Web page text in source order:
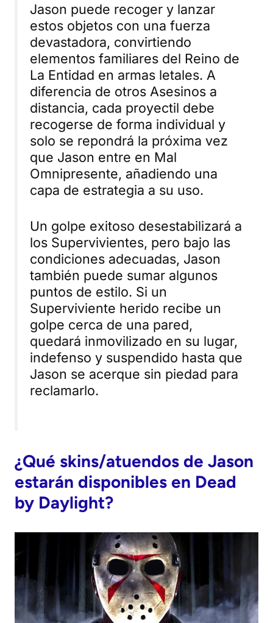
Jason puede recoger y lanzar
estos objetos con una fuerza
devastadora, convirtiendo
elementos familiares del Reino de
La Entidad en armas letales. A
diferencia de otros Asesinos a
distancia, cada proyectil debe
recogerse de forma individual y
solo se repondrá la próxima vez
que Jason entre en Mal
Omnipresente, añadiendo una
capa de estrategia a su uso.
Un golpe exitoso desestabilizará a
los Supervivientes, pero bajo las
condiciones adecuadas, Jason
también puede sumar algunos
puntos de estilo. Si un
Superviviente herido recibe un
golpe cerca de una pared,
quedará inmovilizado en su lugar,
indefenso y suspendido hasta que
Jason se acerque sin piedad para
reclamarlo.
¿Qué skins/atuendos de Jason
estarán disponibles en Dead
by Daylight?